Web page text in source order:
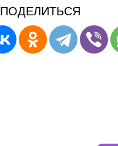
ПОДЕЛИТЬСЯ